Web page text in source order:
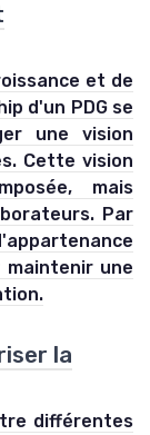
et de
d'un PDG se
une vision
Cette vision
mais
Par
une
la
différentes